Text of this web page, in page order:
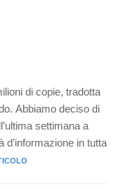
di copie, tradotta
Abbiamo deciso di
settimana a
d’informazione in tutta